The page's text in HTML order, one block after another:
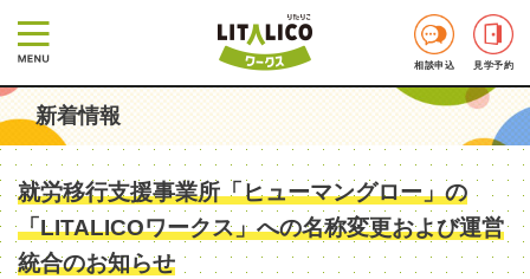
相談申込 見学予約
新着情報
就労移行支援事業所「ヒューマングロー」の
「LITALICOワークス」への名称変更および運営
統合のお知らせ